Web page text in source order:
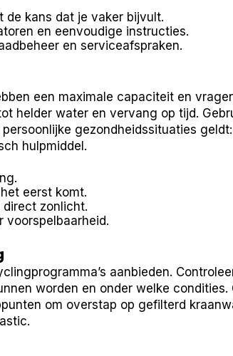
de kans dat je vaker bijvult.
en eenvoudige instructies.
en serviceafspraken.
een maximale capaciteit en
helder water en vervang op tijd.
gezondheidssituaties
hulpmiddel.
eerst komt.
direct zonlicht.
voorspelbaarheid.
aanbieden.
worden en onder welke condities.
om overstap op gefilterd